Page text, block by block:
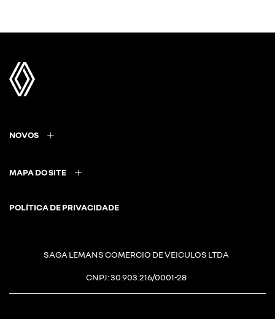
NOVOS
MAPA DO SITE
POLÍTICA DE PRIVACIDADE
SAGA LEMANS COMERCIO DE VEICULOS LTDA
CNPJ: 30.903.216/0001-28